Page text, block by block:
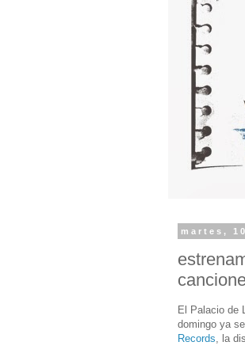
martes,
El Palacio de
domingo ya
Records , la